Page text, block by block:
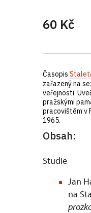
60 Kč
Časopis
zařazený na
veřejnosti.
pražskými
pracovištěm v
1965.
Obsah:
Jan
na